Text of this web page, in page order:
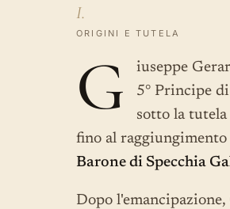
I.
ORIGINI E TUTELA
G
iuseppe
5° Principe
sotto la
fino al
Barone di Specchia
Dopo